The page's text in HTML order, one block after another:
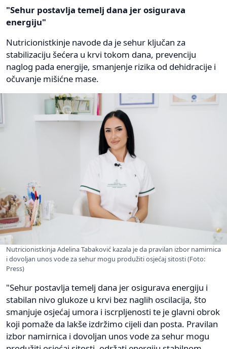
"Sehur postavlja temelj dana jer osigurava
energiju"
Nutricionistkinje navode da je sehur ključan za
stabilizaciju šećera u krvi tokom dana, prevenciju
naglog pada energije, smanjenje rizika od dehidracije i
očuvanje mišićne mase.
Nutricionistkinja Adelina Tabaković kazala je da pravilan izbor namirnica
i dovoljan unos vode za sehur mogu produžiti osjećaj sitosti (Foto:
Press)
"Sehur postavlja temelj dana jer osigurava energiju i
stabilan nivo glukoze u krvi bez naglih oscilacija, što
smanjuje osjećaj umora i iscrpljenosti te je glavni obrok
koji pomaže da lakše izdržimo cijeli dan posta. Pravilan
izbor namirnica i dovoljan unos vode za sehur mogu